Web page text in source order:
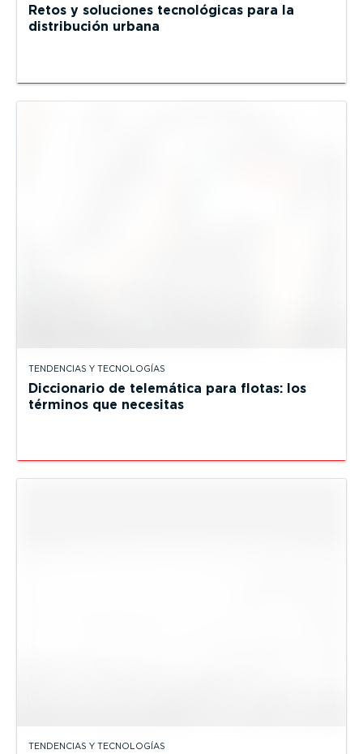
Retos y soluciones tecnológicas para la
distribución urbana
TENDENCIAS Y TECNOLOGÍAS
Diccionario de telemática para flotas: los
términos que necesitas
TENDENCIAS Y TECNOLOGÍAS